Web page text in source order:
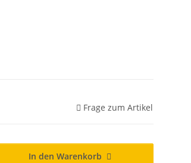
Frage zum Artikel
In den Warenkorb